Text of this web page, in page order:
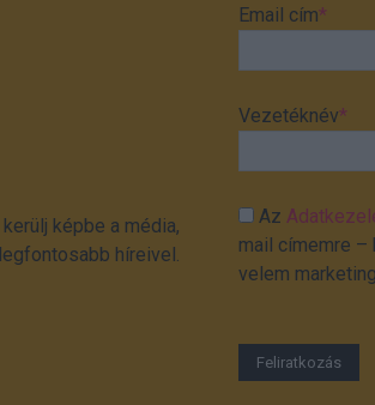
képbe a média,
híreivel.
Email cím*
Vezetéknév*
Az
mail címemre –
velem